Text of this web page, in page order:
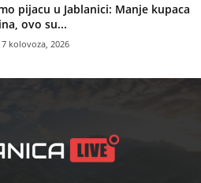
pijacu u Jablanici: Manje kupaca
ovo su...
7 kolovoza, 2026